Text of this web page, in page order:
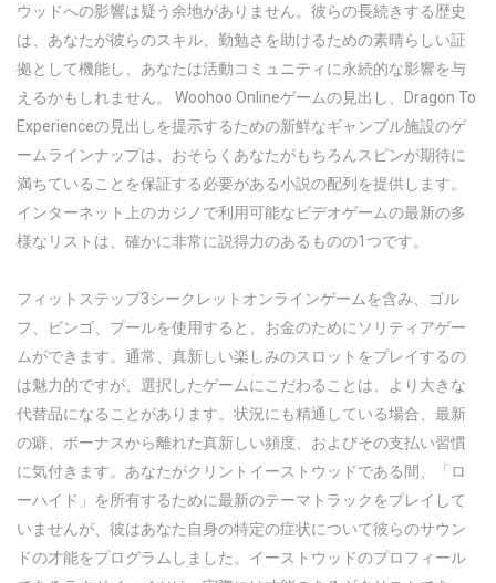
ウッドへの影響は疑う余地がありません。彼らの長続きする歴史
は、あなたが彼らのスキル、勤勉さを助けるための素晴らしい証
拠として機能し、あなたは活動コミュニティに永続的な影響を与
えるかもしれません。 Woohoo Onlineゲームの見出し、Dragon To
Experienceの見出しを提示するための新鮮なギャンブル施設のゲ
ームラインナップは、おそらくあなたがもちろんスピンが期待に
満ちていることを保証する必要がある小説の配列を提供します。
インターネット上のカジノで利用可能なビデオゲームの最新の多
様なリストは、確かに非常に説得力のあるものの1つです。
フィットステップ3シークレットオンラインゲームを含み、ゴル
フ、ビンゴ、プールを使用すると、お金のためにソリティアゲー
ムができます。通常、真新しい楽しみのスロットをプレイするの
は魅力的ですが、選択したゲームにこだわることは、より大きな
代替品になることがあります。状況にも精通している場合、最新
の癖、ボーナスから離れた真新しい頻度、およびその支払い習慣
に気付きます。あなたがクリントイーストウッドである間、「ロ
ーハイド」を所有するために最新のテーマトラックをプレイして
いませんが、彼はあなた自身の特定の症状について彼らのサウン
ドの才能をプログラムしました。イーストウッドのプロフィール